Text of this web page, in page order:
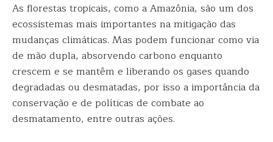
As florestas tropicais, como a Amazônia, são um dos
ecossistemas mais importantes na mitigação das
mudanças climáticas. Mas podem funcionar como via
de mão dupla, absorvendo carbono enquanto
crescem e se mantêm e liberando os gases quando
degradadas ou desmatadas, por isso a importância da
conservação e de políticas de combate ao
desmatamento, entre outras ações.